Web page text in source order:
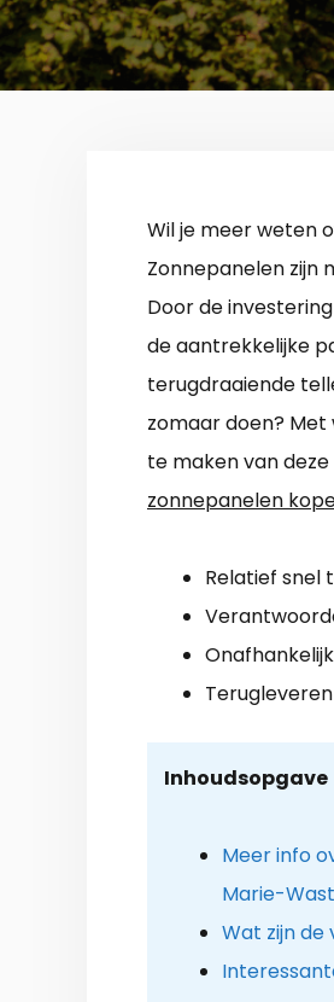
Wil je meer weten
Zonnepanelen zijn
Door de
de aantrekkelijke
terugdraaiende
zomaar doen?
te maken van
zonnepanelen
Relatief snel
Inhoudsopgave
Meer info
Marie-
Wat zijn